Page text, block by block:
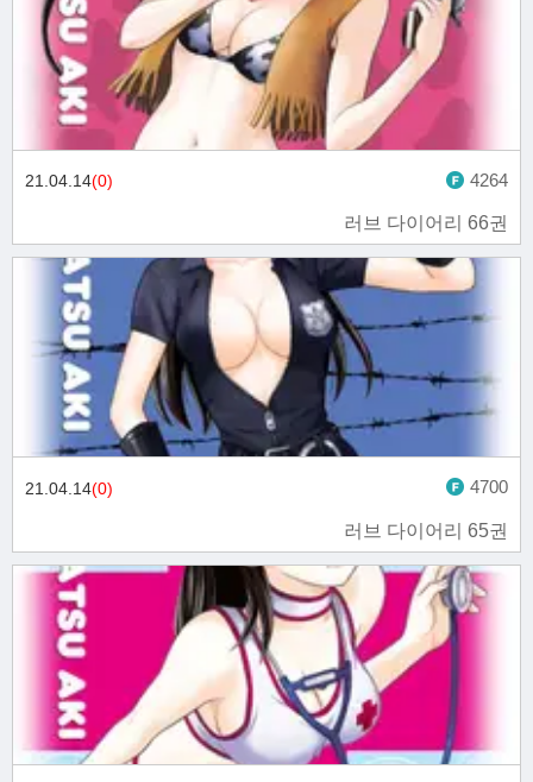
러브 다이어리 66권
21.04.14(0) 4264
러브 다이어리 65권
21.04.14(0) 4700